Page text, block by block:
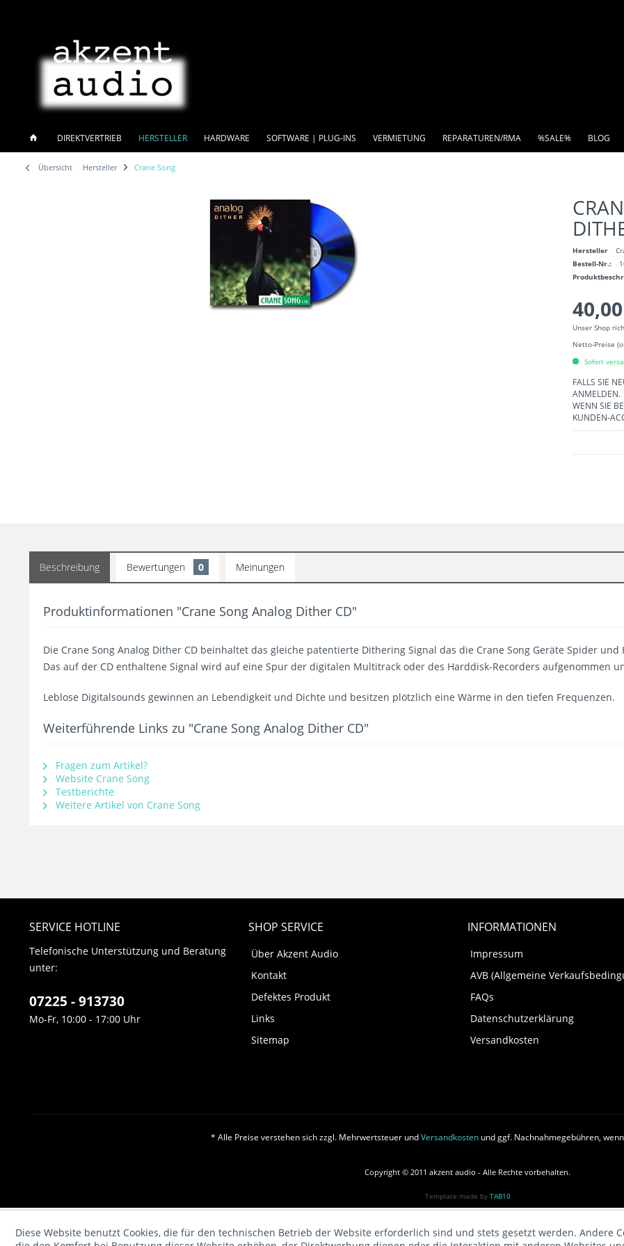
DIREKTVERTRIEB HERSTELLER HARDWARE SOFTWARE | PLUG-INS VERMIETUNG REPARATUREN/RMA %SALE% BLOG
Übersicht Hersteller Crane Song
Hersteller
Bestell-Nr.:
Unser Shop
Netto-Preise
Sofort
FALLS SIE
ANMELDEN.
WENN SIE
KUNDEN-
Beschreibung Bewertungen 0 Meinungen
Produktinformationen "Crane Song Analog Dither CD"
Die Crane Song Analog Dither CD beinhaltet das gleiche patentierte Dithering Signal das die Crane Song Geräte Spider und
Das auf der CD enthaltene Signal wird auf eine Spur der digitalen Multitrack oder des Harddisk-Recorders aufgenommen
Leblose Digitalsounds gewinnen an Lebendigkeit und Dichte und besitzen plötzlich eine Wärme in den tiefen Frequenzen.
Weiterführende Links zu "Crane Song Analog Dither CD"
Fragen zum Artikel?
Website Crane Song
Testberichte
Weitere Artikel von Crane Song
SERVICE HOTLINE
Telefonische Unterstützung und Beratung
unter:
07225 - 913730
Mo-Fr, 10:00 - 17:00 Uhr
SHOP SERVICE
Über Akzent Audio
Kontakt
Defektes Produkt
Links
Sitemap
INFORMATIONEN
Impressum
AVB (Allgemeine
FAQs
Datenschutzerklärung
Versandkosten
* Alle Preise verstehen sich zzgl. Mehrwertsteuer undVersandkosten und ggf. Nachnahmegebühren,
Copyright © 2011 akzent audio - Alle Rechte vorbehalten.
Template made by TAB10
Diese Website benutzt Cookies, die für den technischen Betrieb der Website erforderlich sind und stets gesetzt werden. Andere